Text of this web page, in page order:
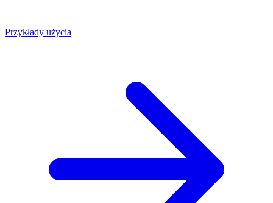
Przykłady użycia